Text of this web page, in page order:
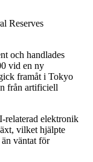
Reserves
och handlades
vid en ny
framåt i Tokyo
från artificiell
relaterad elektronik
vilket hjälpte
väntat för